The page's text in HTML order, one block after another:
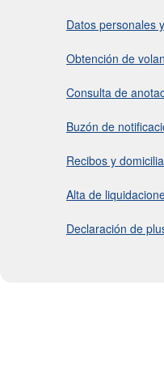
Datos personales
Obtención de
Consulta de
Buzón de
Recibos y
Alta de
Declaración de